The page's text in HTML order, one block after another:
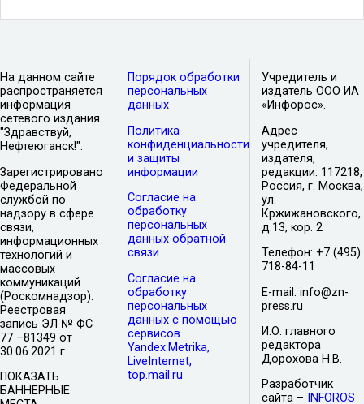
На данном сайте
распространяется
информация
сетевого издания
"Здравствуй,
Нефтеюганск!".
Зарегистрировано
Федеральной
службой по
надзору в сфере
связи,
информационных
технологий и
массовых
коммуникаций
(Роскомнадзор).
Реестровая
запись ЭЛ № ФС
77 –81349 от
30.06.2021 г.
ПОКАЗАТЬ
БАННЕРНЫЕ
Порядок обработки
персональных
данных
Политика
конфиденциальности
и защиты
информации
Согласие на
обработку
персональных
данных обратной
связи
Согласие на
обработку
персональных
данных с помощью
сервисов
Yandex.Metrika,
LiveInternet,
top.mail.ru
Учредитель и
издатель ООО ИА
«Инфорос».
Адрес
учредителя,
издателя,
редакции: 117218,
Россия, г. Москва,
ул.
Кржижановского,
д.13, кор. 2
Телефон: +7 (495)
718-84-11
E-mail: info@zn-
press.ru
И.О. главного
редактора
Дорохова Н.В.
Разработчик
сайта –
INFOROS